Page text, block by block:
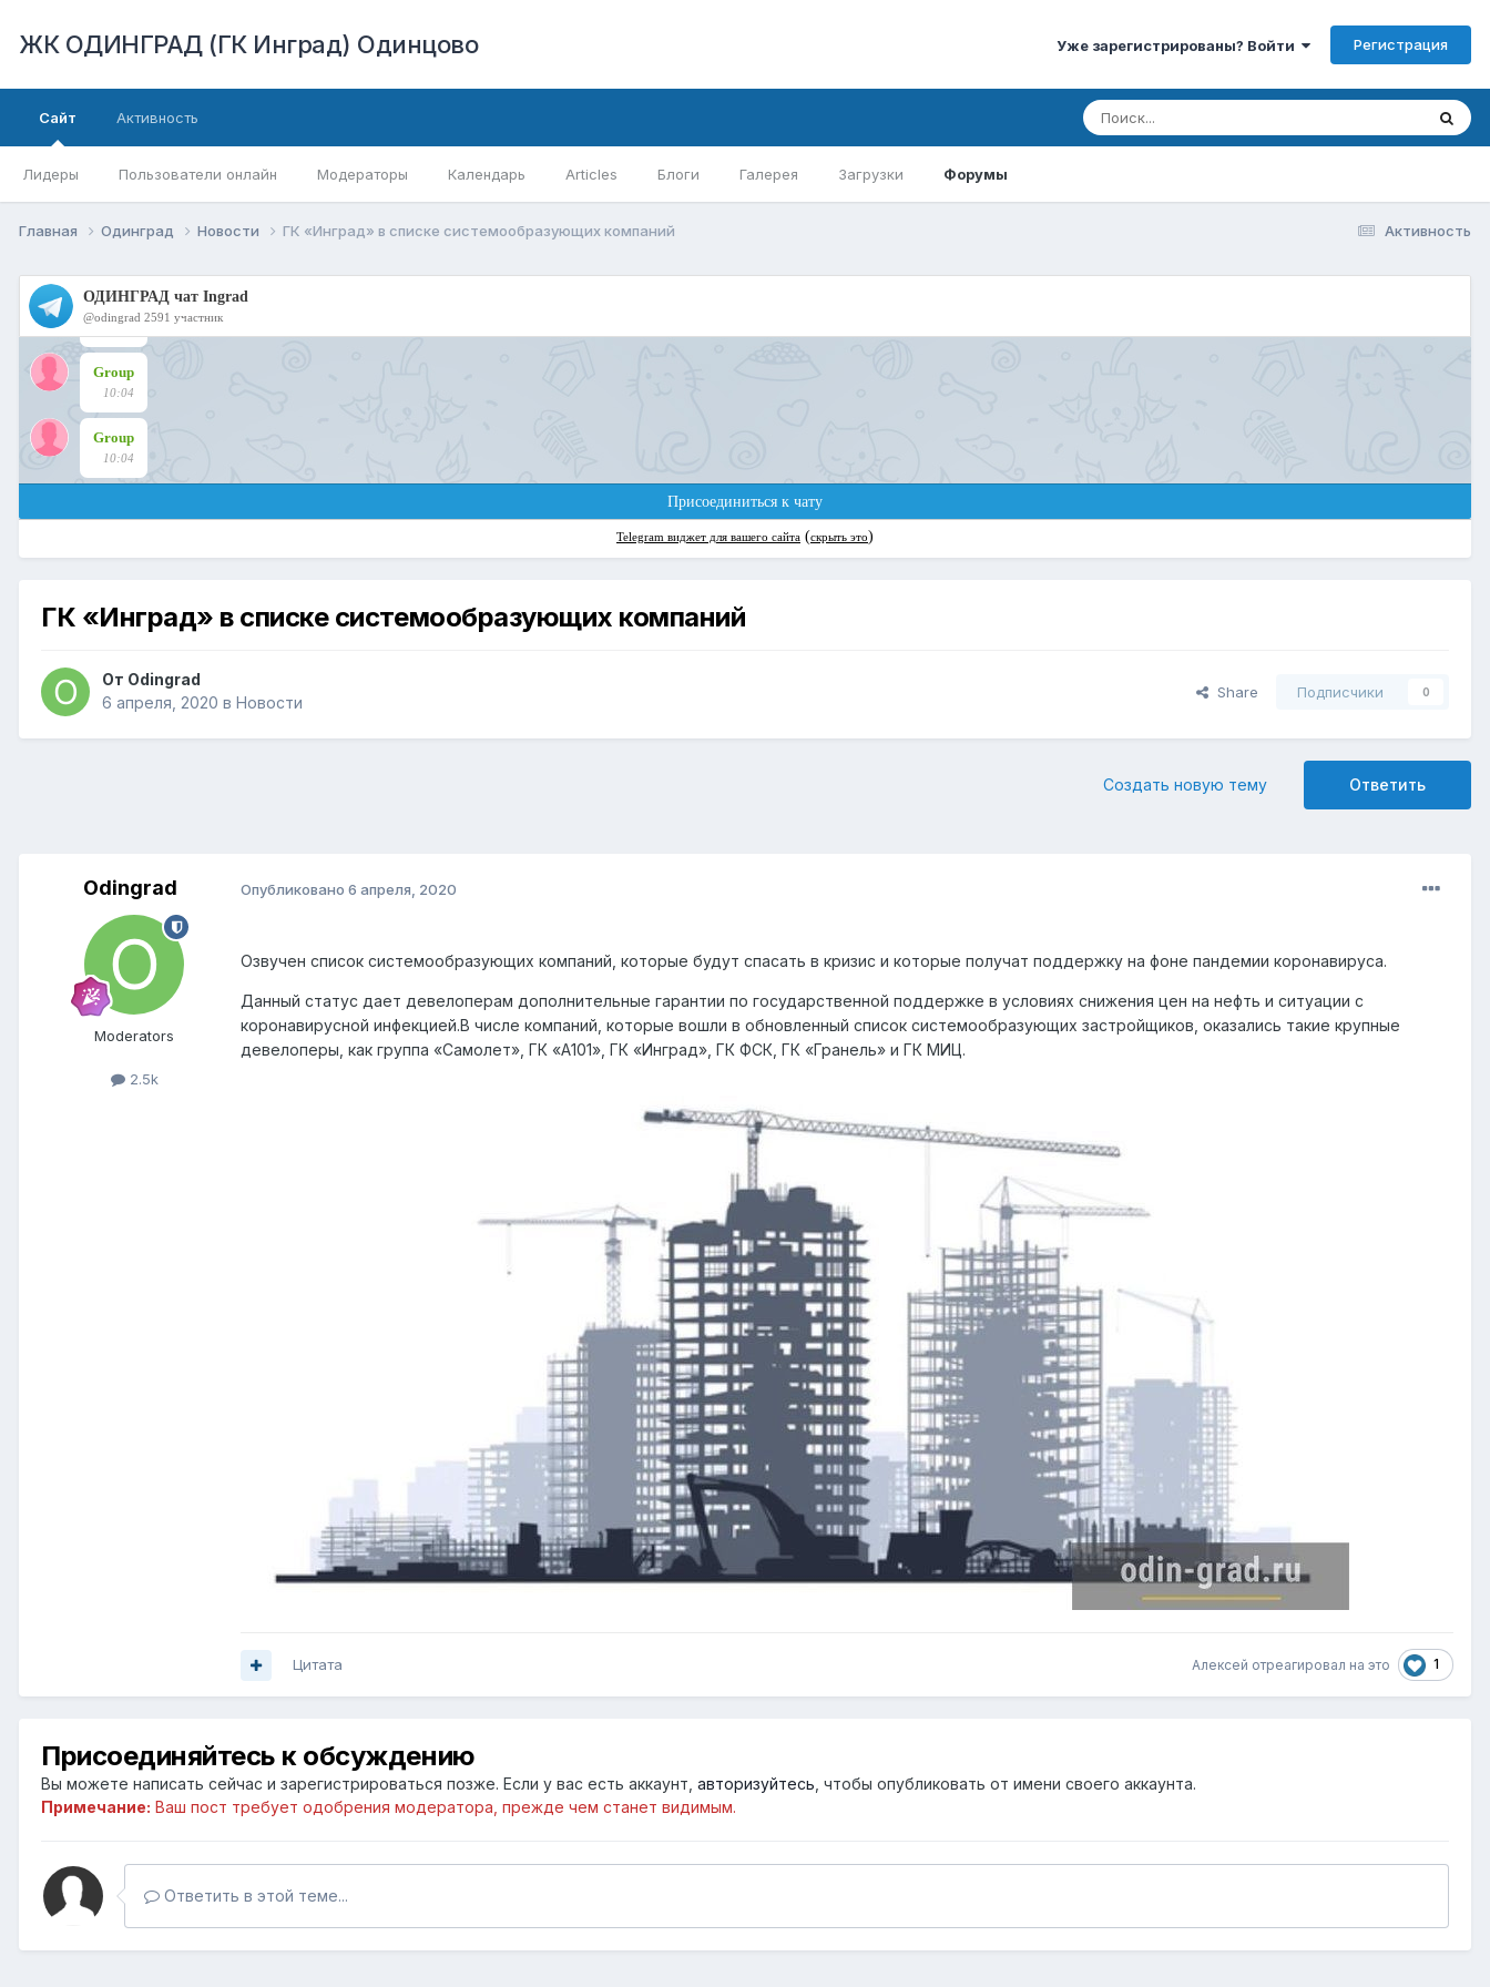
ЖК ОДИНГРАД (ГК Инград) Одинцово Уже зарегистрированы? Войти Регистрация
Сайт
Лидеры Пользователи онлайн Модераторы Календарь Articles Блоги Галерея Загрузки Форумы
Активность
Активность
Главная Одинград Новости ГК «Инград» в списке системообразующих компаний
ГК «Инград» в списке системообразующих компаний
От Odingrad
6 апреля, 2020 в Новости
Share Подписчики 0
Ответить
Создать новую тему
Odingrad
Moderators
2.5k
Опубликовано 6 апреля, 2020
Озвучен список системообразующих компаний, которые будут спасать в кризис и которые получат поддержку на фоне пандемии коронавируса.
Данный статус дает девелоперам дополнительные гарантии по государственной поддержке в условиях снижения цен на нефть и ситуации с
коронавирусной инфекцией.В числе компаний, которые вошли в обновленный список системообразующих застройщиков, оказались такие крупные
девелоперы, как группа «Самолет», ГК «А101», ГК «Инград», ГК ФСК, ГК «Гранель» и ГК МИЦ.
Алексей отреагировал на это 1
Цитата
Присоединяйтесь к обсуждению
Вы можете написать сейчас и зарегистрироваться позже. Если у вас есть аккаунт, авторизуйтесь , чтобы опубликовать от имени своего аккаунта.
Примечание: Ваш пост требует одобрения модератора, прежде чем станет видимым.
Ответить в этой теме...